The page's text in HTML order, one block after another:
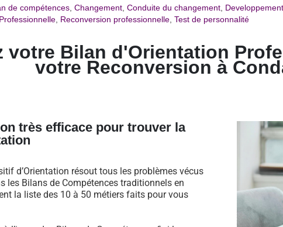
de compétences ,Changement ,Conduite du changement
Reconversion professionnelle Test de personnalité
votre Bilan d'Orientation
votre Reconversion à
très efficace pour trouver la
d’Orientation résout tous les problèmes vécus
les Bilans de Compétences traditionnels en
la liste des 10 à 50 métiers faits pour vous